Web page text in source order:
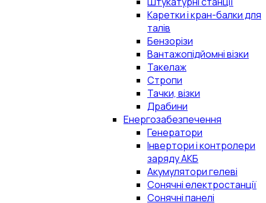
Каретки і кран-балки для
талів
Бензорізи
Вантажопідйомні візки
Такелаж
Стропи
Тачки, візки
Драбини
Енергозабезпечення
Генератори
Інвертори і контролери
заряду АКБ
Акумулятори гелеві
Сонячні електростанції
Сонячні панелі